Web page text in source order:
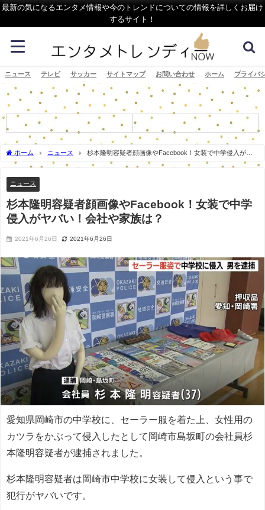
最新の気になるエンタメ情報や今のトレンドについての情報を詳しくお届け
するサイト！
ニュース テレビ サッカー サイトマップ お問い合わせ ホーム プライバ
ホーム ニュース
杉本隆明容疑者顔画像やFacebook！女装で中学侵入がヤ
バい！会社や家族は？
ニュース
杉本隆明容疑者顔画像やFacebook！女装で中学
侵入がヤバい！会社や家族は？
2021年6月26日 2021年6月26日
愛知県岡崎市の中学校に、セーラー服を着た上、女性用の
カツラをかぶって侵入したとして岡崎市島坂町の会社員杉
本隆明容疑者が逮捕されました。
杉本隆明容疑者は岡崎市中学校に女装して侵入という事で
犯行がヤバいです。